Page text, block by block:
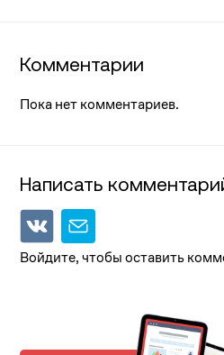
Комментарии
Пока нет комментариев.
Написать
Войдите, чтобы оставить